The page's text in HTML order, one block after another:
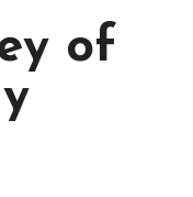
of